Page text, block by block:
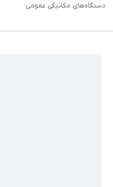
دستگاه‌های مکانیکی عمومی